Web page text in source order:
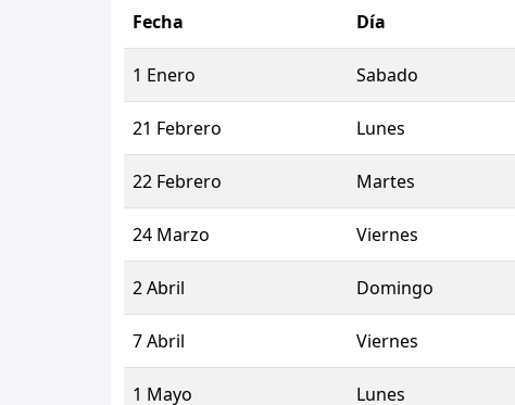
Fecha Día
1 Enero Sabado
21 Febrero Lunes
22 Febrero Martes
24 Marzo Viernes
2 Abril Domingo
7 Abril Viernes
1 Mayo Lunes